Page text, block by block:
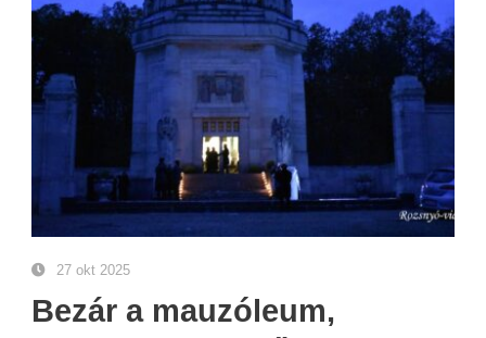
27 okt 2025
Bezár a mauzóleum,